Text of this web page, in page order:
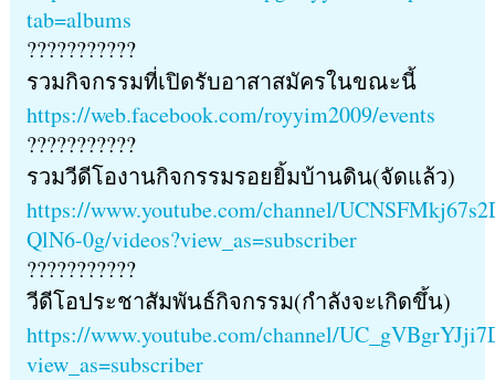
tab=albums
???????????
รวมกิจกรรมที่เปิดรับอาสาสมัครในขณะนี้
https://web.facebook.com/royyim2009/events
???????????
รวมวีดีโองานกิจกรรมรอยยิ้มบ้านดิน(จัดแล้ว)
https://www.youtube.com/channel/
QlN6-0g/videos?view_as=subscriber
???????????
วีดีโอประชาสัมพันธ์กิจกรรม(กำลังจะเกิดขึ้น)
https://www.youtube.com/channel/
view_as=subscriber